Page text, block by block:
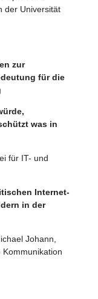
der Universität
zur
für die
was in
IT- und
Internet-
in der
Johann,